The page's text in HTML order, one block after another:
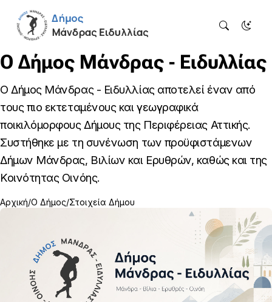
Ο Δήμος Μάνδρας - Ειδυλλίας
Ο Δήμος Μάνδρας - Ειδυλλίας αποτελεί έναν από
τους πιο εκτεταμένους και γεωγραφικά
ποικιλόμορφους Δήμους της Περιφέρειας Αττικής.
Συστήθηκε με τη συνένωση των προϋφιστάμενων
Δήμων Μάνδρας, Βιλίων και Ερυθρών, καθώς και της
Κοινότητας Οινόης.
Αρχική Ο Δήμος Στοιχεία Δήμου